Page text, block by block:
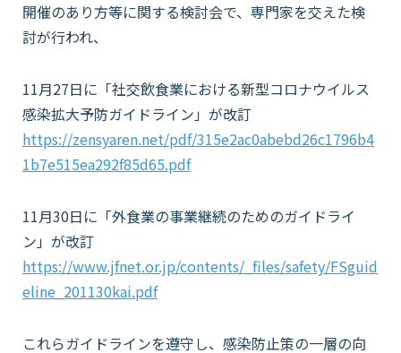
SDSダウンロード
オンラインストア
開催のあり方等に関する検討会で、専門家を交えた検
討が行われ、
11月27日に「社交飲食業における新型コロナウイルス
感染拡大予防ガイドライン」が改訂
https://zensyaren.net/pdf/315e2ac0abebd26c1796b4
1b7e515ea292f85d65.pdf
11月30日に「外食業の事業継続のためのガイドライ
ン」が改訂
https://www.jfnet.or.jp/contents/_files/safety/FSguid
eline_201130kai.pdf
これらガイドラインを遵守し、感染防止策の一層の向